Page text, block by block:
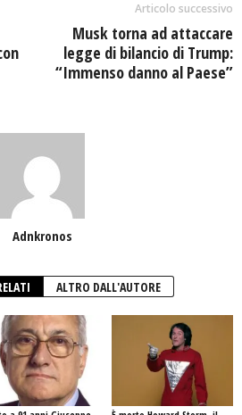
Articolo successivo
Musk torna ad attaccare
legge di bilancio di Trump:
“Immenso danno al Paese”
Adnkronos
ALTRO DALL'AUTORE